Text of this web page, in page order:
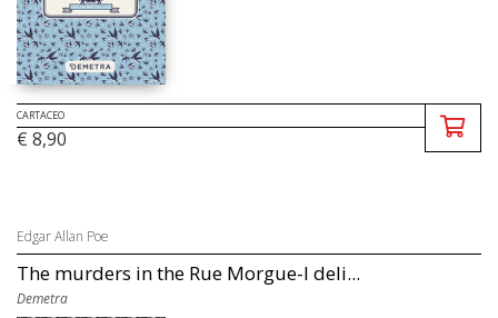
CARTACEO
€ 8,90
Edgar Allan Poe
The murders in the Rue Morgue-I deli...
Demetra